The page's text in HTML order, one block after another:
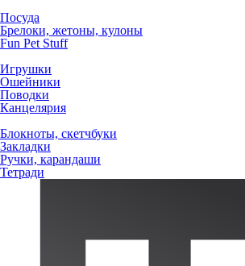
Посуда
Брелоки, жетоны, кулоны
Fun Pet Stuff
Игрушки
Ошейники
Поводки
Канцелярия
Блокноты, скетчбуки
Закладки
Ручки, карандаши
Тетради